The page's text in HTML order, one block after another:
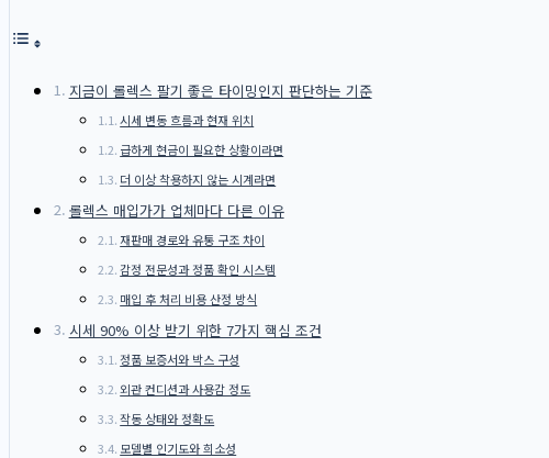
지금이 롤렉스 팔기 좋은 타이밍인지 판단하는 기준
시세 변동 흐름과 현재 위치
급하게 현금이 필요한 상황이라면
더 이상 착용하지 않는 시계라면
롤렉스 매입가가 업체마다 다른 이유
재판매 경로와 유통 구조 차이
감정 전문성과 정품 확인 시스템
매입 후 처리 비용 산정 방식
시세 90% 이상 받기 위한 7가지 핵심 조건
정품 보증서와 박스 구성
외관 컨디션과 사용감 정도
작동 상태와 정확도
모델별 인기도와 희소성